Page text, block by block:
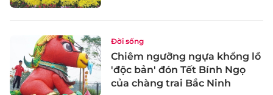
Đời sống
Chiêm ngưỡng ngựa khổng lồ
'độc bản' đón Tết Bính Ngọ
của chàng trai Bắc Ninh